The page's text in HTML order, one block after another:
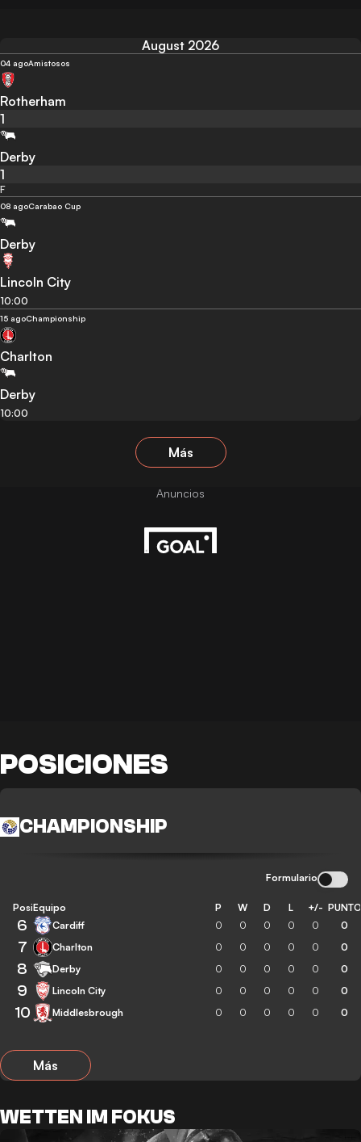
August 2026
04 agoAmistosos
Rotherham
1
Derby
1
F
08 agoCarabao Cup
Derby
Lincoln City
10:00
15 agoChampionship
Charlton
Derby
10:00
Más
POSICIONES
CHAMPIONSHIP
Formulario
Posición
Equipo P W D L +/-
6 Cardiff 0 0 0 0 0 0
7 Charlton 0 0 0 0 0 0
8 Derby 0 0 0 0 0 0
9 Lincoln City 0 0 0 0 0 0
10 Middlesbrough 0 0 0 0 0 0
Más
WETTEN IM FOKUS